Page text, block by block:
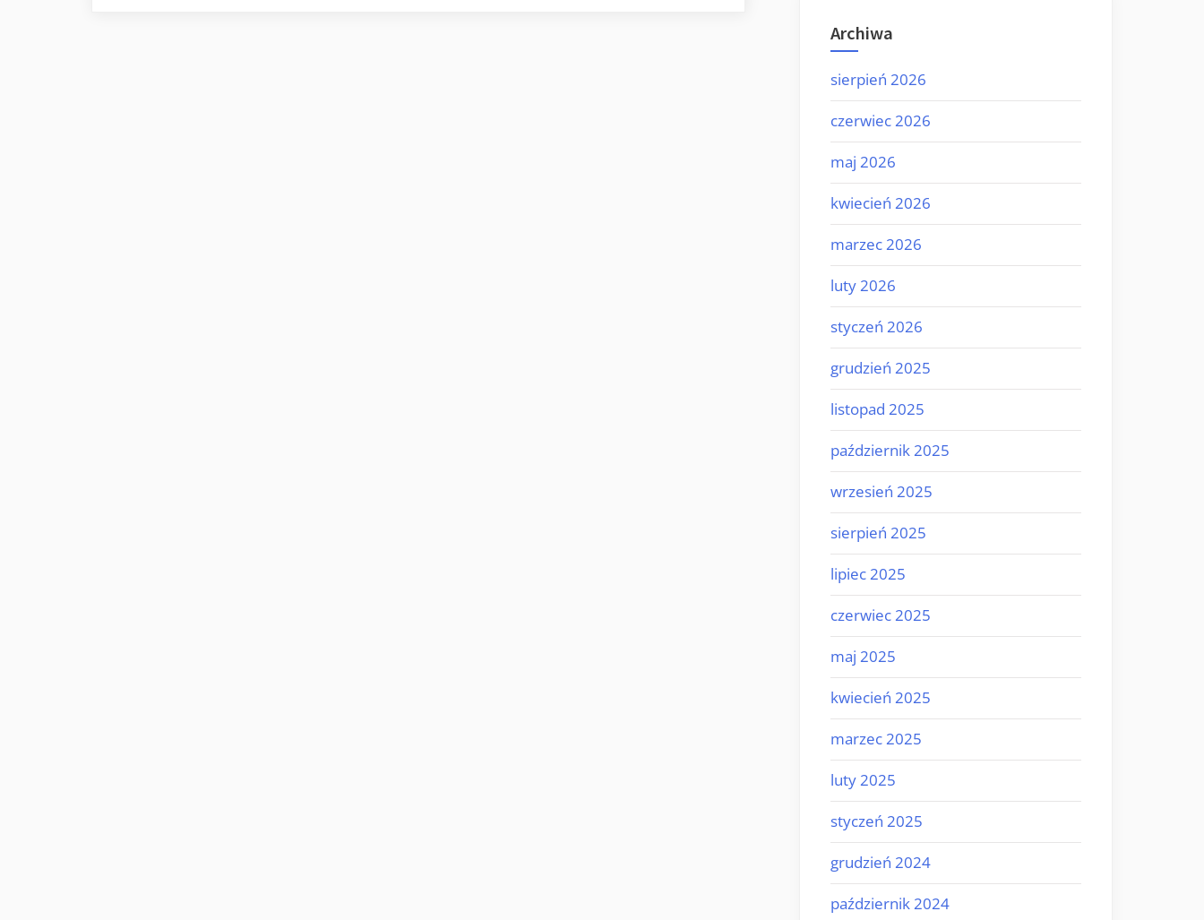
Archiwa
sierpień 2026
czerwiec 2026
maj 2026
kwiecień 2026
marzec 2026
luty 2026
styczeń 2026
grudzień 2025
listopad 2025
październik 2025
wrzesień 2025
sierpień 2025
lipiec 2025
czerwiec 2025
maj 2025
kwiecień 2025
marzec 2025
luty 2025
styczeń 2025
grudzień 2024
październik 2024